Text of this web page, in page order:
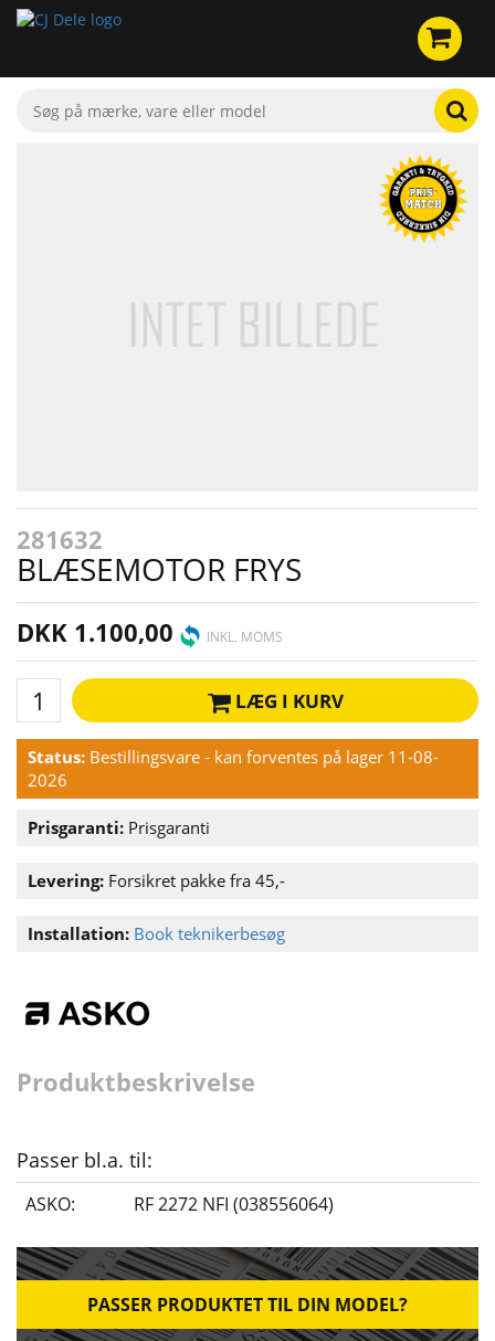
281632
BLÆSEMOTOR FRYS
DKK 1.100,00 INKL. MOMS
LÆG I KURV
Status: Bestillingsvare - kan forventes på lager 11-08-
2026
Prisgaranti: Prisgaranti
Levering: Forsikret pakke fra 45,-
Installation: Book teknikerbesøg
Produktbeskrivelse
Passer bl.a. til:
ASKO: RF 2272 NFI (038556064)
PASSER PRODUKTET TIL DIN MODEL?